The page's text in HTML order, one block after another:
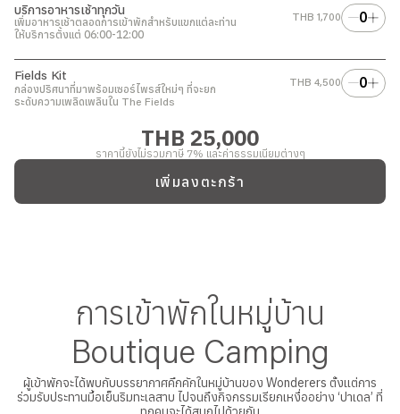
บริการอาหารเช้าทุกวัน
เพิ่มอาหารเช้าตลอดการเข้าพักสำหรับแขกแต่ละท่าน
ให้บริการตั้งแต่ 06:00-12:00
THB 1,700 0
Fields Kit
กล่องปริศนาที่มาพร้อมเซอร์ไพรส์ใหม่ๆ ที่จะยก
ระดับความเพลิดเพลินใน The Fields
THB 4,500 0
THB 25,000
ราคานี้ยังไม่รวมภาษี 7% และค่าธรรมเนียมต่างๆ
เพิ่มลงตะกร้า
การเข้าพักในหมู่บ้าน
Boutique Camping
ผู้เข้าพักจะได้พบกับบรรยากาศคึกคักในหมู่บ้านของ Wonderers ตั้งแต่การ
ร่วมรับประทานมื้อเย็นริมทะเลสาบ ไปจนถึงกิจกรรมเรียกเหงื่ออย่าง ‘ปาเดล’ ที่